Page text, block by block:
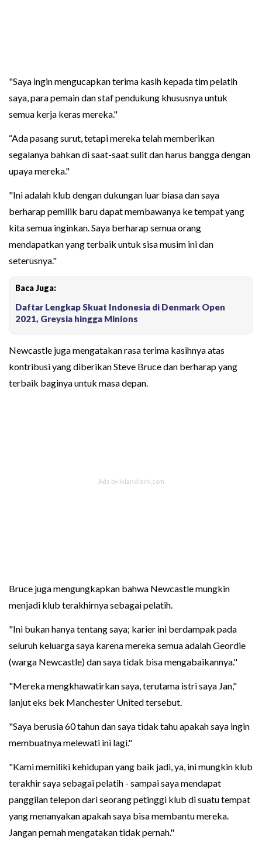
"Saya ingin mengucapkan terima kasih kepada tim pelatih
saya, para pemain dan staf pendukung khususnya untuk
semua kerja keras mereka."
“Ada pasang surut, tetapi mereka telah memberikan
segalanya bahkan di saat-saat sulit dan harus bangga dengan
upaya mereka."
"Ini adalah klub dengan dukungan luar biasa dan saya
berharap pemilik baru dapat membawanya ke tempat yang
kita semua inginkan. Saya berharap semua orang
mendapatkan yang terbaik untuk sisa musim ini dan
seterusnya."
Baca Juga:
Daftar Lengkap Skuat Indonesia di Denmark Open
2021, Greysia hingga Minions
Newcastle juga mengatakan rasa terima kasihnya atas
kontribusi yang diberikan Steve Bruce dan berharap yang
terbaik baginya untuk masa depan.
Bruce juga mengungkapkan bahwa Newcastle mungkin
menjadi klub terakhirnya sebagai pelatih.
"Ini bukan hanya tentang saya; karier ini berdampak pada
seluruh keluarga saya karena mereka semua adalah Geordie
(warga Newcastle) dan saya tidak bisa mengabaikannya."
"Mereka mengkhawatirkan saya, terutama istri saya Jan,"
lanjut eks bek Manchester United tersebut.
"Saya berusia 60 tahun dan saya tidak tahu apakah saya ingin
membuatnya melewati ini lagi."
"Kami memiliki kehidupan yang baik jadi, ya, ini mungkin klub
terakhir saya sebagai pelatih - sampai saya mendapat
panggilan telepon dari seorang petinggi klub di suatu tempat
yang menanyakan apakah saya bisa membantu mereka.
Jangan pernah mengatakan tidak pernah."